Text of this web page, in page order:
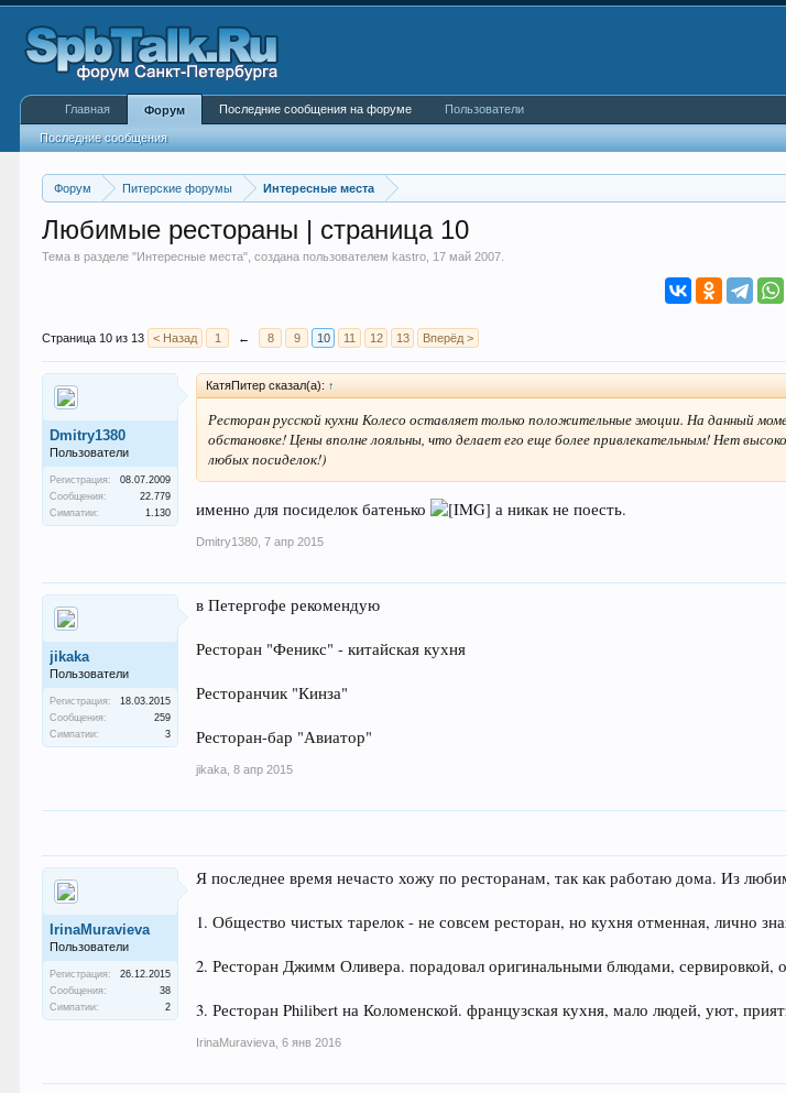
Форум Питерские форумы Интересные места
Любимые рестораны | страница 10
Тема в разделе "Интересные места", создана пользователемkastro 17 май 2007
Страница 10 из 13 < Назад 1 ← 8 9 10 11 12 13 Вперёд >
Dmitry1380
Пользователи
Регистрация:
08.07.2009
Сообщения:
22.779
Симпатии:
1.130
КатяПитер сказал(а): ↑
Ресторан русской кухни Колесо оставляет только положительные эмоции. На данный
обстановке! Цены вполне лояльны, что делает его еще более привлекательным! Нет
любых посиделок!)
именно для посиделок батенько а никак не поесть.
Dmitry1380 7 апр 2015
jikaka
Пользователи
Регистрация:
18.03.2015
Сообщения:
259
Симпатии:
3
в Петергофе рекомендую
Ресторан "Феникс" - китайская кухня
Ресторанчик "Кинза"
Ресторан-бар "Авиатор"
jikaka 8 апр 2015
IrinaMuravieva
Пользователи
Регистрация:
26.12.2015
Сообщения:
38
Симпатии:
2
Я последнее время нечасто хожу по ресторанам, так как работаю дома. Из
1. Общество чистых тарелок - не совсем ресторан, но кухня отменная, лично
2. Ресторан Джимм Оливера. порадовал оригинальными блюдами,
3. Ресторан Philibert на Коломенской. французская кухня, мало людей, уют,
IrinaMuravieva 6 янв 2016
Главная Форум
Последние сообщения
Последние сообщения на форуме Пользователи